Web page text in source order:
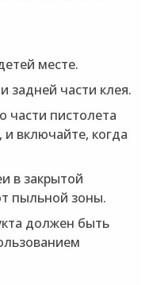
месте.
задней части клея.
части пистолета
и включайте, когда
в закрытой
пыльной зоны.
должен быть